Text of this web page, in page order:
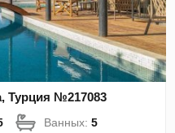
Турция №217083
Ванных:5